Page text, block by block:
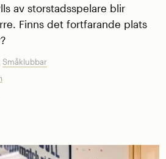
av storstadsspelare blir
Finns det fortfarande plats
Småklubbar